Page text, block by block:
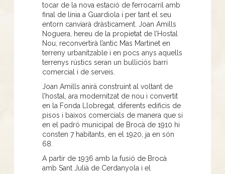
tocar de la nova estació de ferrocarril amb
final de línia a Guardiola i per tant el seu
entorn canviarà dràsticament. Joan Amills
Noguera, hereu de la propietat de l’Hostal
Nou, reconvertirà l’antic Mas Martinet en
terreny urbanitzable i en pocs anys aquells
terrenys rústics seran un bulliciós barri
comercial i de serveis.
Joan Amills anirà construint al voltant de
l’hostal, ara modernitzat de nou i convertit
en la Fonda Llobregat, diferents edificis de
pisos i baixos comercials de manera que si
en el padró municipal de Brocà de 1910 hi
consten 7 habitants, en el 1920, ja en són
68.
A partir de 1936 amb la fusió de Brocà
amb Sant Julià de Cerdanyola i el